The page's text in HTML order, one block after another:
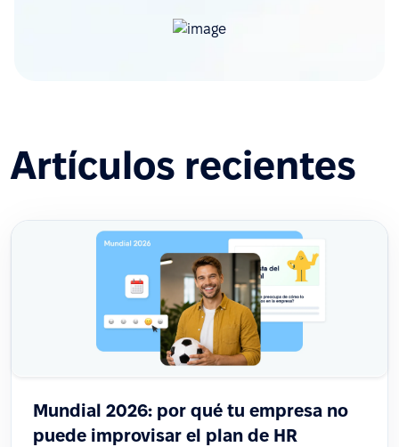
Artículos recientes
Mundial 2026: por qué tu empresa no
puede improvisar el plan de HR